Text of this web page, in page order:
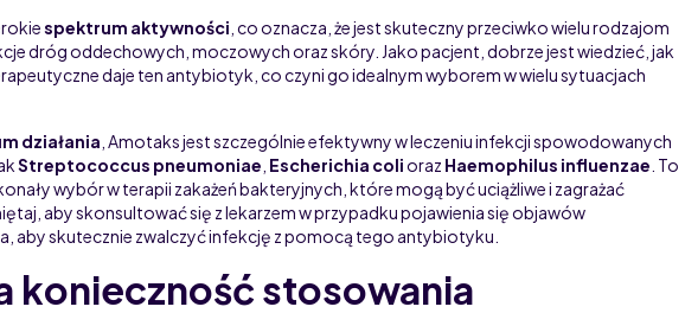
spektrum aktywności , co oznacza, że jest skuteczny przeciwko wielu rodzajom
dróg oddechowych, moczowych oraz skóry. Jako pacjent, dobrze jest wiedzieć, jak
daje ten antybiotyk, co czyni go idealnym wyborem w wielu sytuacjach
działania , Amotaks jest szczególnie efektywny w leczeniu infekcji spowodowanych
Streptococcus pneumoniae Escherichia colioraz Haemophilus influenzae . To
wybór w terapii zakażeń bakteryjnych, które mogą być uciążliwe i zagrażać
aby skonsultować się z lekarzem w przypadku pojawienia się objawów
aby skutecznie zwalczyć infekcję z pomocą tego antybiotyku.
konieczność stosowania